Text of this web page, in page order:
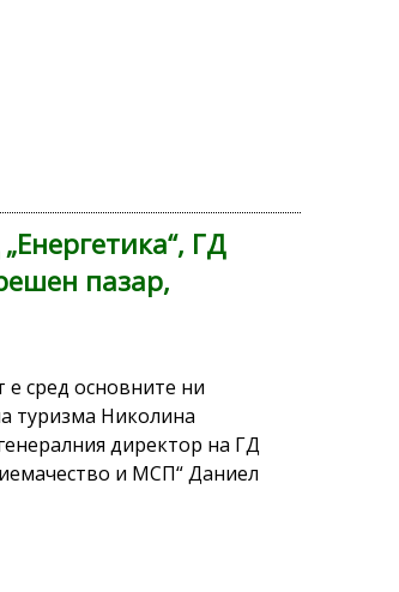
ГД
пазар,
е сред основните ни
туризма Николина
директор на ГД
и МСП“ Даниел